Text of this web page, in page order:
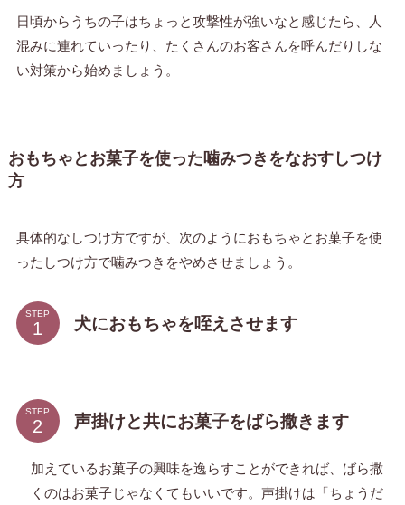
日頃からうちの子はちょっと攻撃性が強いなと感じたら、人
混みに連れていったり、たくさんのお客さんを呼んだりしな
い対策から始めましょう。
おもちゃとお菓子を使った噛みつきをなおすしつけ
方
具体的なしつけ方ですが、次のようにおもちゃとお菓子を使
ったしつけ方で噛みつきをやめさせましょう。
STEP
犬におもちゃを咥えさせます
STEP
声掛けと共にお菓子をばら撒きます
加えているお菓子の興味を逸らすことができれば、ばら撒
くのはお菓子じゃなくてもいいです。声掛けは「ちょうだ